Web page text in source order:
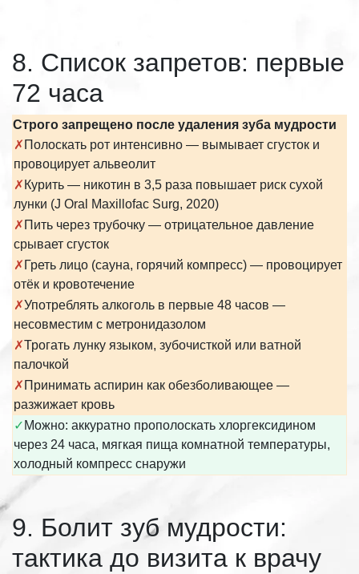
8. Список запретов: первые
72 часа
Строго запрещено после удаления зуба мудрости
✗ Полоскать рот интенсивно — вымывает сгусток и
провоцирует альвеолит
✗ Курить — никотин в 3,5 раза повышает риск сухой
лунки (J Oral Maxillofac Surg, 2020)
✗ Пить через трубочку — отрицательное давление
срывает сгусток
✗ Греть лицо (сауна, горячий компресс) — провоцирует
отёк и кровотечение
✗Употреблять алкоголь в первые 48 часов —
несовместим с метронидазолом
✗Трогать лунку языком, зубочисткой или ватной
палочкой
✗ Принимать аспирин как обезболивающее —
разжижает кровь
✓ Можно: аккуратно прополоскать хлоргексидином
через 24 часа, мягкая пища комнатной температуры,
холодный компресс снаружи
9. Болит зуб мудрости:
тактика до визита к врачу